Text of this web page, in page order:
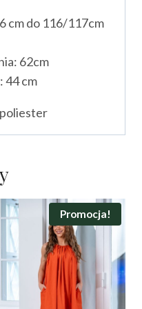
cm do 116/117cm
62cm
44 cm
Promocja!